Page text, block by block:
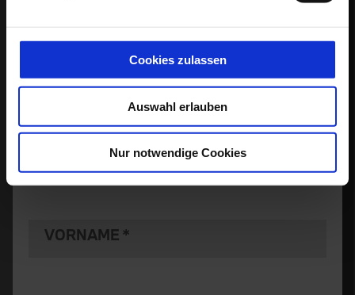
Cookies zulassen
Auswahl erlauben
Nur notwendige Cookies
Alle Fahrzeuge
Bitte Anrede wählen
VORNAME